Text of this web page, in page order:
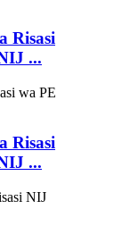
Risasi
...
Risasi
...